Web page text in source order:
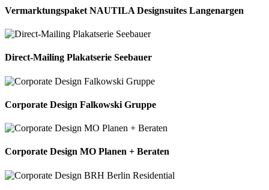
Vermarktungspaket NAUTILA Designsuites Langenargen
Direct-Mailing Plakatserie Seebauer
Corporate Design Falkowski Gruppe
Corporate Design MO Planen + Beraten